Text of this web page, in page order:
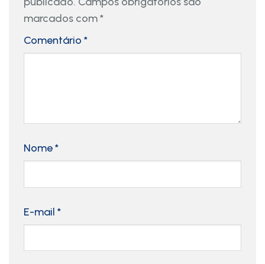
marcados com*
Comentário *
Nome*
E-mail *